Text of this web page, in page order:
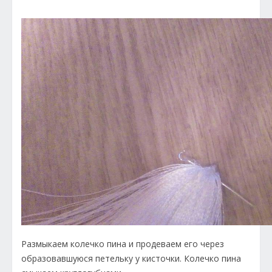
Размыкаем колечко пина и продеваем его через
образовавшуюся петельку у кисточки. Колечко пина